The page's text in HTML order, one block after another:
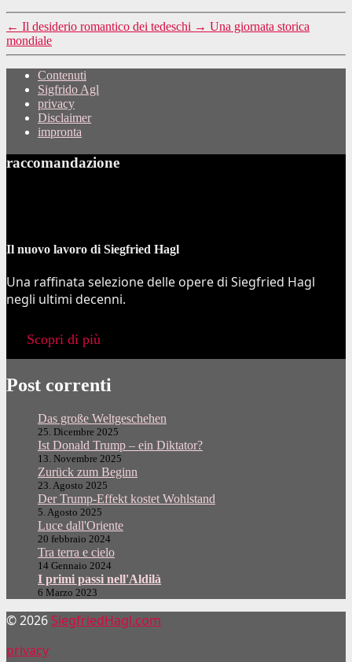
← Il desiderio romantico dei tedeschi → Una giornata storica
mondiale
Contenuti
Sigfrido Agl
privacy
Disclaimer
impronta
raccomandazione
Il nuovo lavoro di Siegfried Hagl
Una raffinata selezione delle opere di Siegfried Hagl
negli ultimi decenni.
Scopri di più
Post correnti
Das große Weltgeschehen
25. Dicembre 2025
Ist Donald Trump – ein Diktator?
13. Novembre 2025
Zurück zum Beginn
23. Agosto 2025
Der Trump-Effekt kostet Wohlstand
5. Agosto 2025
Luce dall'Oriente
20 febbraio 2024
Tra terra e cielo
14 Gennaio 2024
I primi passi nell'Aldilà
6 Marzo 2023
© 2026 SiegfriedHagl.com
privacy